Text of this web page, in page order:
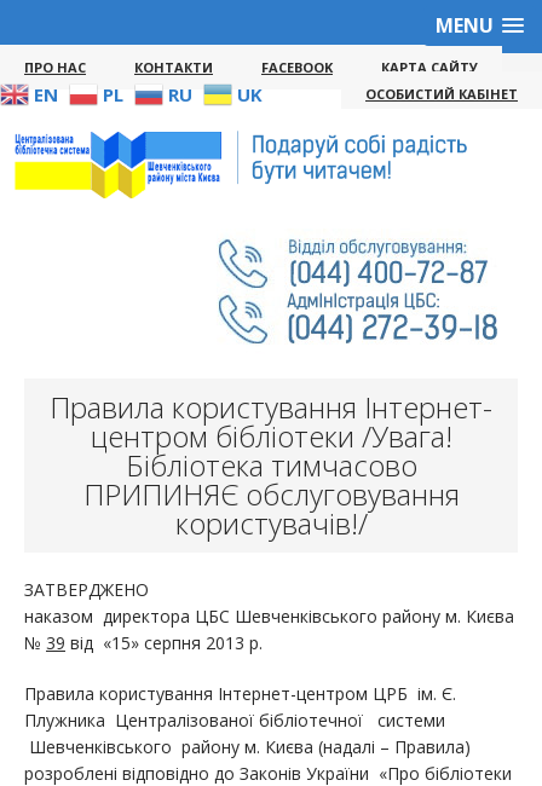
MENU
ПРО НАС КОНТАКТИ FACEBOOK КАРТА САЙТУ
EN PL RU UK ОСОБИСТИЙ КАБІНЕТ
Правила користування Інтернет-
центром бібліотеки /Увага!
Бібліотека тимчасово
ПРИПИНЯЄ обслуговування
користувачів!/
ЗАТВЕРДЖЕНО
наказом директора ЦБС Шевченківського району м. Києва
№ 39 від «15» серпня 2013 р.
Правила користування Інтернет-центром ЦРБ ім. Є.
Плужника Централізованої бібліотечної системи
Шевченківського району м. Києва (надалі – Правила)
розроблені відповідно до Законів України «Про бібліотеки